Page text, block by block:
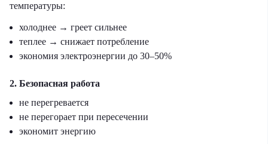
температуры:
холоднее → греет сильнее
теплее → снижает потребление
экономия электроэнергии до 30–50%
2. Безопасная работа
не перегревается
не перегорает при пересечении
экономит энергию